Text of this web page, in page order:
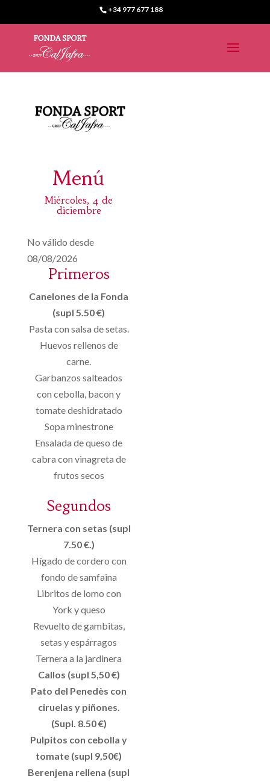
+34 977 677 188
Menú
Miércoles, 4 de
diciembre
No válido desde
08/08/2026
Primeros
Canelones de la Fonda
(supl 5.50 €)
Pasta con salsa de setas.
Huevos rellenos de
carne.
Garbanzos salteados
con cebolla, bacon y
tomate deshidratado
Sopa minestrone
Ensalada de queso de
cabra con vinagreta de
frutos secos
Segundos
Ternera con setas (supl
7.50 €.)
Hígado de cordero con
fondo de samfaina
Libritos de lomo con
York y queso
Revuelto de gambitas,
setas y espárragos
Ternera a la jardinera
Callos (supl 5,50 €)
Pato del Penedès con
ciruelas y piñones.
(Supl. 8.50 €)
Pulpitos con cebolla y
tomate (supl 9,50€)
Berenjena rellena (supl